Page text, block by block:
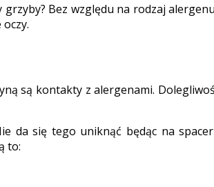
Bez względu na rodzaj
są kontakty z alergenami.
da się tego uniknąć będąc na
to: